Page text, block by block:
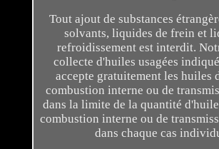
Tout ajout de substances
solvants, liquides de frein et
refroidissement est interdit.
collecte d'huiles usagées
accepte gratuitement les huiles
combustion interne ou de
dans la limite de la quantité
combustion interne ou de
dans chaque cas